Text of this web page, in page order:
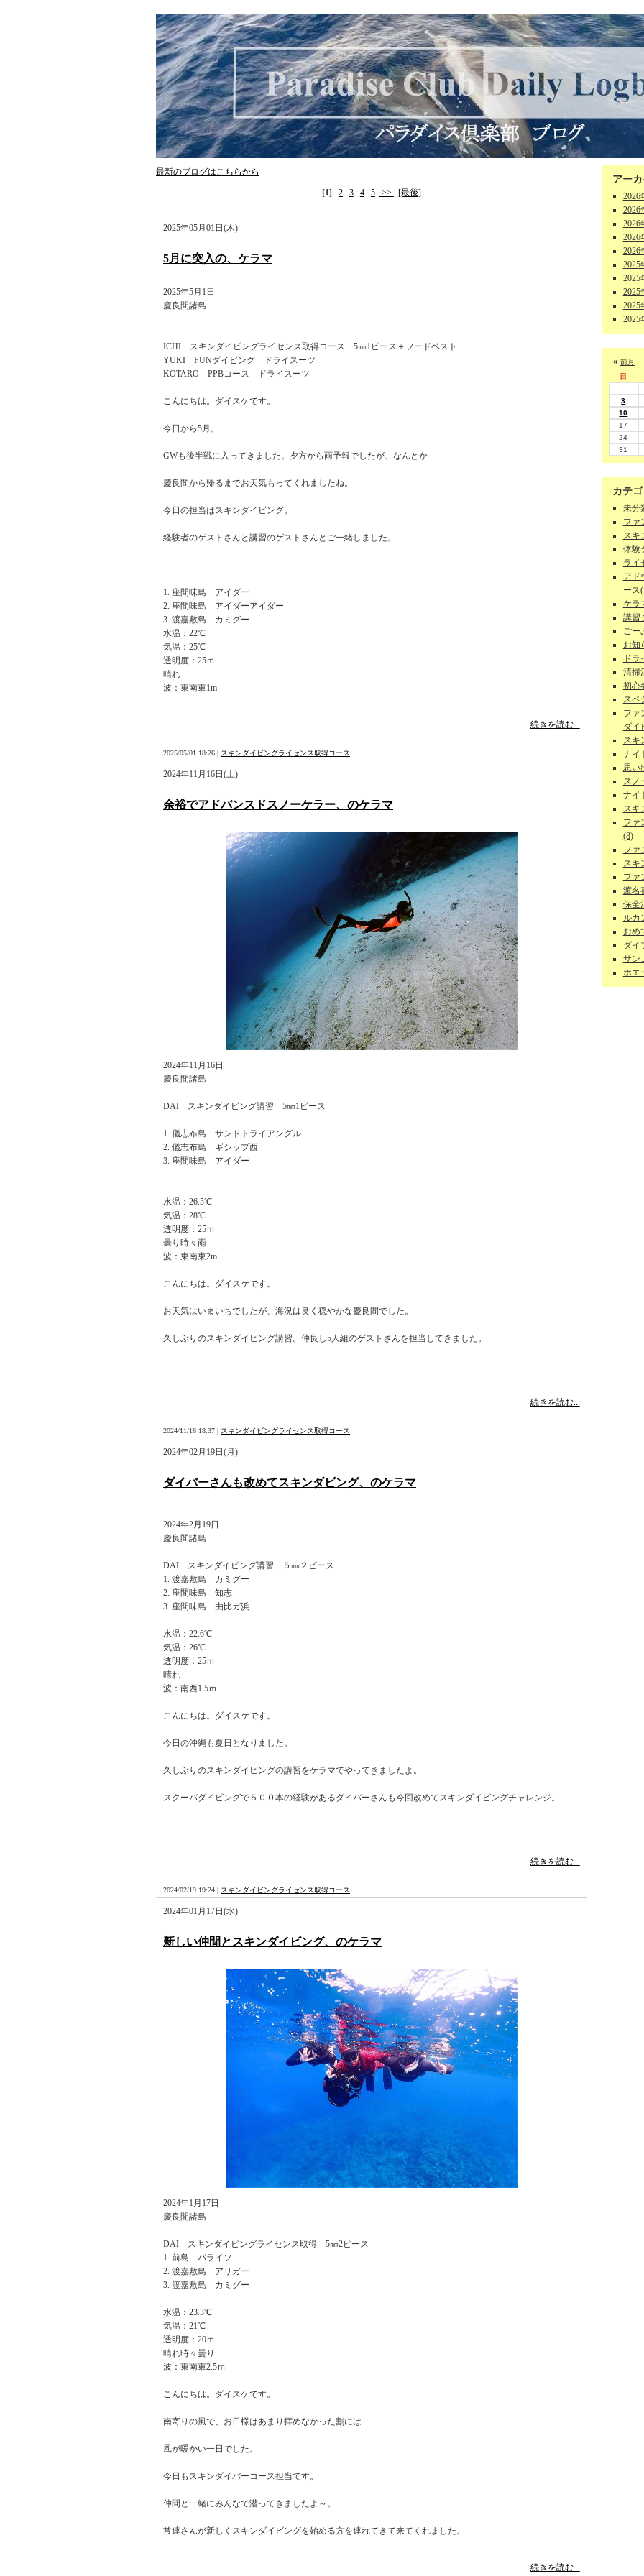
最新のブログはこちらから
[1] 2 3 4 5 >> [最後]
2025年05月01日(木)
5月に突入の、ケラマ
2025年5月1日
慶良間諸島
ICHI スキンダイビングライセンス取得コース 5㎜1ピース＋フードベスト
YUKI FUNダイビング ドライスーツ
KOTARO PPBコース ドライスーツ
こんにちは。ダイスケです。
今日から5月。
GWも後半戦に入ってきました。夕方から雨予報でしたが、なんとか
慶良間から帰るまでお天気もってくれましたね。
今日の担当はスキンダイビング。
経験者のゲストさんと講習のゲストさんとご一緒しました。
座間味島 アイダー
座間味島 アイダーアイダー
渡嘉敷島 カミグー
水温：22℃
気温：25℃
透明度：25ｍ
晴れ
波：東南東1m
続きを読む...
2025/05/01 18:26 | スキンダイビングライセンス取得コース
2024年11月16日(土)
余裕でアドバンスドスノーケラー、のケラマ
2024年11月16日
慶良間諸島
DAI スキンダイビング講習 5㎜1ピース
儀志布島 サンドトライアングル
儀志布島 ギシップ西
座間味島 アイダー
水温：26.5℃
気温：28℃
透明度：25ｍ
曇り時々雨
波：東南東2m
こんにちは。ダイスケです。
お天気はいまいちでしたが、海況は良く穏やかな慶良間でした。
久しぶりのスキンダイビング講習。仲良し5人組のゲストさんを担当してきました。
続きを読む...
2024/11/16 18:37 | スキンダイビングライセンス取得コース
2024年02月19日(月)
ダイバーさんも改めてスキンダビング、のケラマ
2024年2月19日
慶良間諸島
DAI スキンダイビング講習 ５㎜２ピース
渡嘉敷島 カミグー
座間味島 知志
座間味島 由比ガ浜
水温：22.6℃
気温：26℃
透明度：25ｍ
晴れ
波：南西1.5ｍ
こんにちは。ダイスケです。
今日の沖縄も夏日となりました。
久しぶりのスキンダイビングの講習をケラマでやってきましたよ。
スクーバダイビングで５００本の経験があるダイバーさんも今回改めてスキンダイビングチャレンジ。
続きを読む...
2024/02/19 19:24 | スキンダイビングライセンス取得コース
2024年01月17日(水)
新しい仲間とスキンダイビング、のケラマ
2024年1月17日
慶良間諸島
DAI スキンダイビングライセンス取得 5㎜2ピース
前島 パライソ
渡嘉敷島 アリガー
渡嘉敷島 カミグー
水温：23.3℃
気温：21℃
透明度：20ｍ
晴れ時々曇り
波：東南東2.5ｍ
こんにちは。ダイスケです。
南寄りの風で、お日様はあまり拝めなかった割には
風が暖かい一日でした。
今日もスキンダイバーコース担当です。
仲間と一緒にみんなで潜ってきましたよ～。
常連さんが新しくスキンダイビングを始める方を連れてきて来てくれました。
続きを読む...
アー
2026
2026
2026
2026
2026
2025
2025
2025
2025
2025
« 前月
日
3
10
17
24
31
カテゴ
未分
ファ
スキ
体験
ライ
アド
ース
ケラ
講習
ごー
お知
ド
清掃
初心
スペ
ファ
ダイ
スキ
ナイ
思い
スノ
ナイ
スキ
ファ
(8)
ファ
スキ
ファ
渡名
保全
ルカ
おめ
ダイ
サン
ホエ